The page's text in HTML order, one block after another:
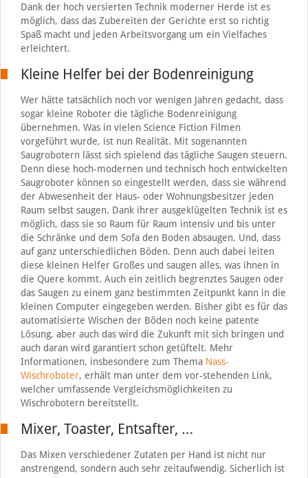
Dank der hoch versierten Technik moderner Herde ist es
möglich, dass das Zubereiten der Gerichte erst so richtig
Spaß macht und jeden Arbeitsvorgang um ein Vielfaches
erleichtert.
Kleine Helfer bei der Bodenreinigung
Wer hätte tatsächlich noch vor wenigen Jahren gedacht, dass
sogar kleine Roboter die tägliche Bodenreinigung
übernehmen. Was in vielen Science Fiction Filmen
vorgeführt wurde, ist nun Realität. Mit sogenannten
Saugrobotern lässt sich spielend das tägliche Saugen steuern.
Denn diese hoch-modernen und technisch hoch entwickelten
Saugroboter können so eingestellt werden, dass sie während
der Abwesenheit der Haus- oder Wohnungsbesitzer jeden
Raum selbst saugen. Dank ihrer ausgeklügelten Technik ist es
möglich, dass sie so Raum für Raum intensiv und bis unter
die Schränke und dem Sofa den Boden absaugen. Und, dass
auf ganz unterschiedlichen Böden. Denn auch dabei leiten
diese kleinen Helfer Großes und saugen alles, was ihnen in
die Quere kommt. Auch ein zeitlich begrenztes Saugen oder
das Saugen zu einem ganz bestimmten Zeitpunkt kann in die
kleinen Computer eingegeben werden. Bisher gibt es für das
automatisierte Wischen der Böden noch keine patente
Lösung, aber auch das wird die Zukunft mit sich bringen und
auch daran wird garantiert schon getüftelt. Mehr
Informationen, insbesondere zum Thema Nass-
Wischroboter, erhält man unter dem vor-stehenden Link,
welcher umfassende Vergleichsmöglichkeiten zu
Wischrobotern bereitstellt.
Mixer, Toaster, Entsafter, …
Das Mixen verschiedener Zutaten per Hand ist nicht nur
anstrengend, sondern auch sehr zeitaufwendig. Sicherlich ist